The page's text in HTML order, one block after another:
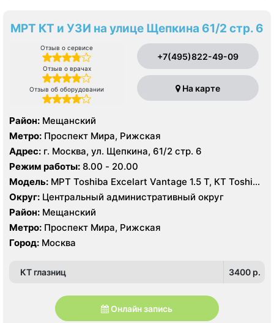
МРТ КТ и УЗИ на улице Щепкина 61/2 стр. 6
Отзыв о сервисе
Отзыв о врачах
Отзыв об оборудовании
+7(495)822-49-09
На карте
Район: Мещанский
Метро: Проспект Мира, Рижская
Адрес: г. Москва, ул. Щепкина, 61/2 стр. 6
Режим работы: 8.00 - 20.00
Модель: МРТ Toshiba Excelart Vantage 1.5 Т, КТ Toshiba
Aquilion 64 среза, УЗИ
Округ: Центральный административный округ
Район: Мещанский
Метро: Проспект Мира, Рижская
Город: Москва
КТ глазниц 3400 p.
Онлайн запись